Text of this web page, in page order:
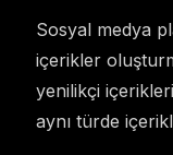
Sosyal medya
içerikler
yenilikçi
aynı türde